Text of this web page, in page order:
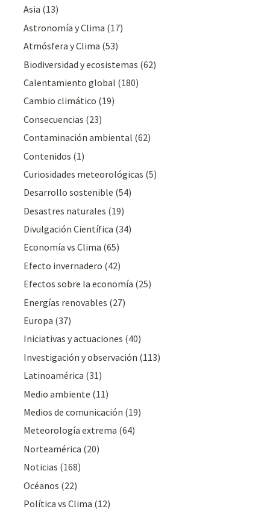
Asia (13)
Astronomía y Clima (17)
Atmósfera y Clima (53)
Biodiversidad y ecosistemas (62)
Calentamiento global (180)
Cambio climático (19)
Consecuencias (23)
Contaminación ambiental (62)
Contenidos (1)
Curiosidades meteorológicas (5)
Desarrollo sostenible (54)
Desastres naturales (19)
Divulgación Cientí­fica (34)
Economía vs Clima (65)
Efecto invernadero (42)
Efectos sobre la economía (25)
Energías renovables (27)
Europa (37)
Iniciativas y actuaciones (40)
Investigación y observación (113)
Latinoamérica (31)
Medio ambiente (11)
Medios de comunicación (19)
Meteorologí­a extrema (64)
Norteamérica (20)
Noticias (168)
Océanos (22)
Polí­tica vs Clima (12)